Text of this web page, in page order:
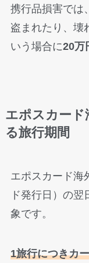
携行品損害では
盗まれたり、壊
いう場合に20万
エポスカード
る旅行期間
エポスカード海
ド発行日）の
象です。
1旅行につきカ